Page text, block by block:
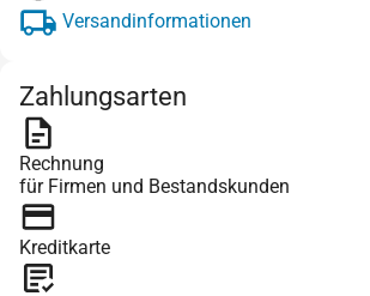
Versandinformationen
Zahlungsarten
Rechnung
für Firmen und Bestandskunden
Kreditkarte